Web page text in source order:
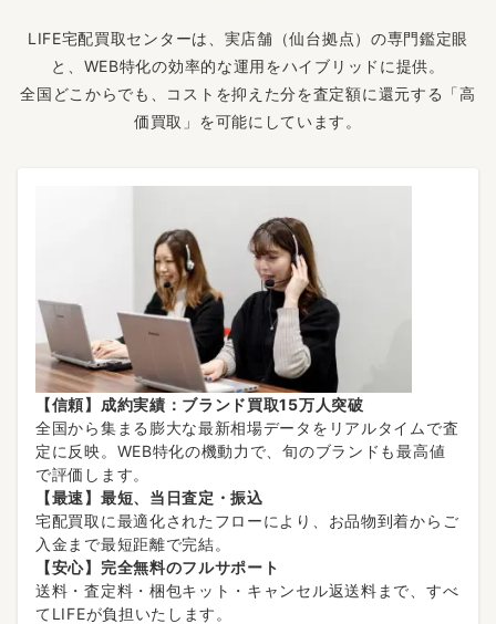
LIFE宅配買取センターは、実店舗（仙台拠点）の専門鑑定眼
と、WEB特化の効率的な運用をハイブリッドに提供。
全国どこからでも、コストを抑えた分を査定額に還元する「高
価買取」を可能にしています。
【信頼】成約実績：ブランド買取15万人突破
全国から集まる膨大な最新相場データをリアルタイムで査
定に反映。WEB特化の機動力で、旬のブランドも最高値
で評価します。
【最速】最短、当日査定・振込
宅配買取に最適化されたフローにより、お品物到着からご
入金まで最短距離で完結。
【安心】完全無料のフルサポート
送料・査定料・梱包キット・キャンセル返送料まで、すべ
てLIFEが負担いたします。